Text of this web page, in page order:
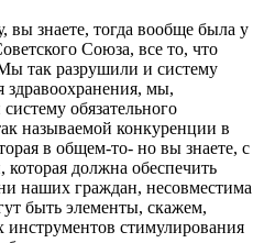
вы знаете, тогда вообще была у
Союза, все то, что
так разрушили и систему
мы,
обязательного
называемой конкуренции в
в общем-то- но вы знаете, с
должна обеспечить
наших граждан, несовместима
быть элементы, скажем,
стимулирования